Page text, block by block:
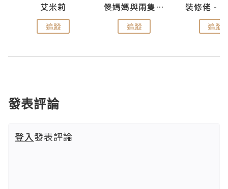
艾米莉
追蹤
儍媽媽與兩隻小魔怪之家
追蹤 追蹤
發表評論
登入發表評論